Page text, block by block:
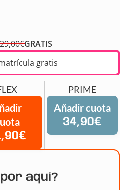
29,00€GRATIS
gratis
PRIME
Añadir cuota
34,90€
aquí?